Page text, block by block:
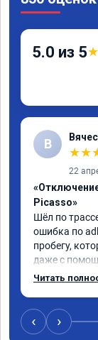
5.0 из 5★
В
★★
22
Picasso»
Шёл по
ошибка по
пробегу,
даже с
навстречу,
Читать
‹ ›